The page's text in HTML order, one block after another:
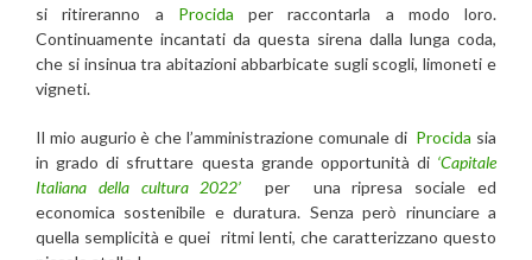
si ritireranno a Procida per raccontarla a modo loro.
Continuamente incantati da questa sirena dalla lunga coda,
che si insinua tra abitazioni abbarbicate sugli scogli, limoneti e
vigneti.
Il mio augurio è che l’amministrazione comunale di Procida sia
in grado di sfruttare questa grande opportunità di ‘Capitale
Italiana della cultura 2022’ per una ripresa sociale ed
economica sostenibile e duratura. Senza però rinunciare a
quella semplicità e quei ritmi lenti, che caratterizzano questo